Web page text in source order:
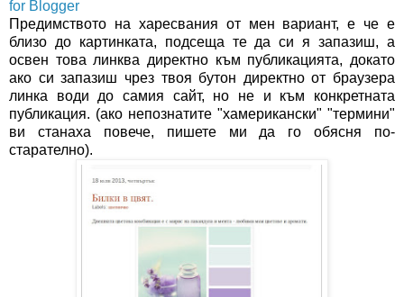
for Blogger
Предимството на харесвания от мен вариант, е че е
близо до картинката, подсеща те да си я запазиш, а
освен това линква директно към публикацията, докато
ако си запазиш чрез твоя бутон директно от браузера
линка води до самия сайт, но не и към конкретната
публикация. (ако непознатите "хамерикански" "термини"
ви станаха повече, пишете ми да го обясня по-
старателно).